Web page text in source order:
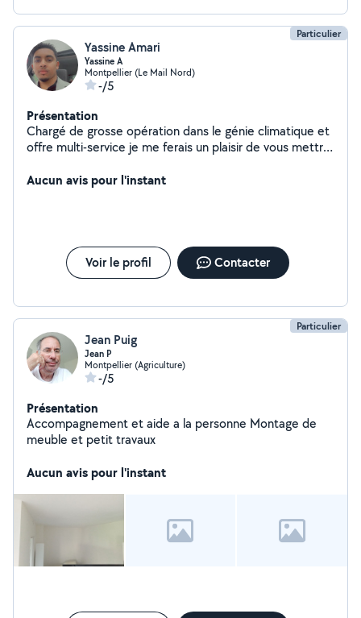
Particulier
Yassine Amari
Yassine A
Montpellier (Le Mail Nord)
-/5
Présentation
Chargé de grosse opération dans le génie climatique et
offre multi-service je me ferais un plaisir de vous mettre
éventuels besoins.
Aucun avis pour l'instant
Voir le profil Contacter
Particulier
Jean Puig
Jean P
Montpellier (Agriculture)
-/5
Présentation
Accompagnement et aide a la personne Montage de
meuble et petit travaux
Aucun avis pour l'instant